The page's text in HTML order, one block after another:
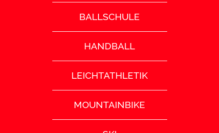
BALLSCHULE
HANDBALL
LEICHTATHLETIK
MOUNTAINBIKE